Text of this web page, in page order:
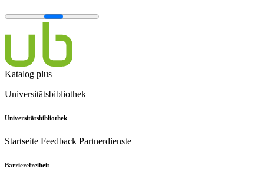
Katalog plus
Universitätsbibliothek
Universitätsbibliothek
Startseite Feedback Partnerdienste
Barrierefreiheit